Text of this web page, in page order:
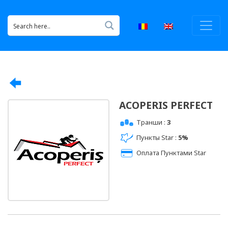
ACOPERIS PERFECT
Транши : 3
Пункты Star : 5%
Оплата Пунктами Star